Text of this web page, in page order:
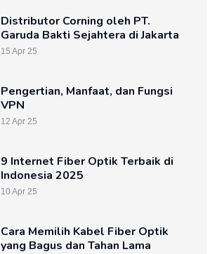
Distributor Corning oleh PT.
Garuda Bakti Sejahtera di Jakarta
15 Apr 25
Pengertian, Manfaat, dan Fungsi
VPN
12 Apr 25
9 Internet Fiber Optik Terbaik di
Indonesia 2025
10 Apr 25
Cara Memilih Kabel Fiber Optik
yang Bagus dan Tahan Lama